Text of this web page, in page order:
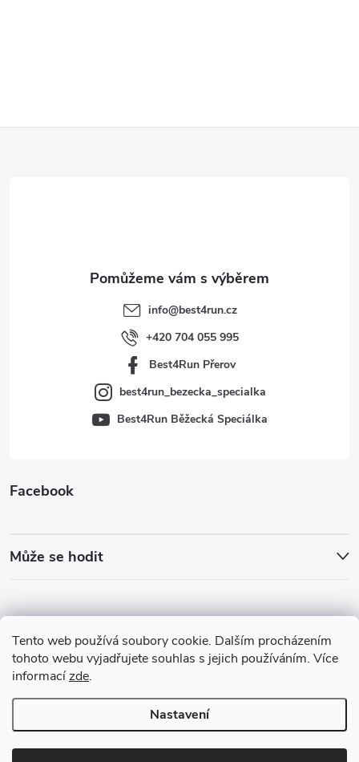
Tento web používá soubory cookie. Dalším procházením
tohoto webu vyjadřujete souhlas s jejich používáním. Více
informacízde.
Nastavení
Facebook
Může se hodit
info@best4run.cz
+420 704 055 995
Best4Run Přerov
best4run_bezecka_specialka
Best4Run Běžecká Speciálka
Copyright 2026Best4Run Běžecká speciálka. Všechna práva vyhrazena.